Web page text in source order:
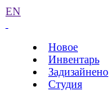
EN
Новое
Инвентарь
Задизайнено
Студия